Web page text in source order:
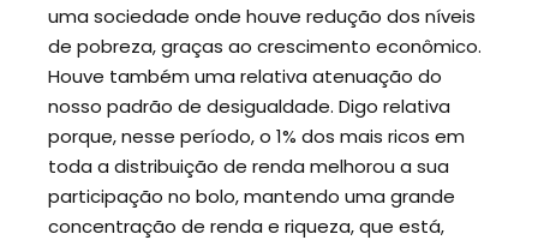
uma sociedade onde houve redução dos níveis
de pobreza, graças ao crescimento econômico.
Houve também uma relativa atenuação do
nosso padrão de desigualdade. Digo relativa
porque, nesse período, o 1% dos mais ricos em
toda a distribuição de renda melhorou a sua
participação no bolo, mantendo uma grande
concentração de renda e riqueza, que está,